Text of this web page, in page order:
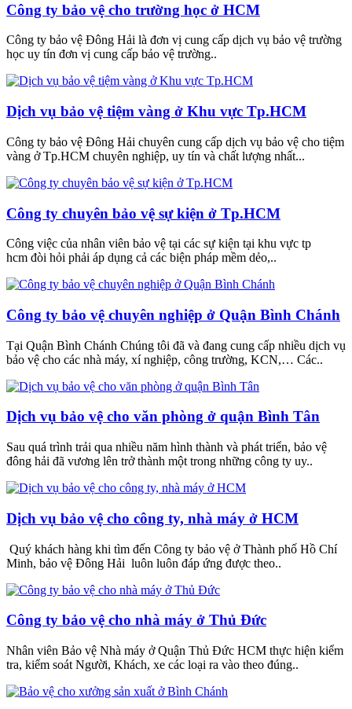
Công ty bảo vệ cho trường học ở HCM
Công ty bảo vệ Đông Hải là đơn vị cung cấp dịch vụ bảo vệ trường
học uy tín đơn vị cung cấp bảo vệ trường..
Dịch vụ bảo vệ tiệm vàng ở Khu vực Tp.HCM
Công ty bảo vệ Đông Hải chuyên cung cấp dịch vụ bảo vệ cho tiệm
vàng ở Tp.HCM chuyên nghiệp, uy tín và chất lượng nhất...
Công ty chuyên bảo vệ sự kiện ở Tp.HCM
Công việc của nhân viên bảo vệ tại các sự kiện tại khu vực tp
hcm đòi hỏi phải áp dụng cả các biện pháp mềm dẻo,..
Công ty bảo vệ chuyên nghiệp ở Quận Bình Chánh
Tại Quận Bình Chánh Chúng tôi đã và đang cung cấp nhiều dịch vụ
bảo vệ cho các nhà máy, xí nghiệp, công trường, KCN,… Các..
Dịch vụ bảo vệ cho văn phòng ở quận Bình Tân
Sau quá trình trải qua nhiều năm hình thành và phát triển, bảo vệ
đông hải đã vương lên trở thành một trong những công ty uy..
Dịch vụ bảo vệ cho công ty, nhà máy ở HCM
Quý khách hàng khi tìm đến Công ty bảo vệ ở Thành phố Hồ Chí
Minh, bảo vệ Đông Hải luôn luôn đáp ứng được theo..
Công ty bảo vệ cho nhà máy ở Thủ Đức
Nhân viên Bảo vệ Nhà máy ở Quận Thủ Đức HCM thực hiện kiểm
tra, kiểm soát Người, Khách, xe các loại ra vào theo đúng..